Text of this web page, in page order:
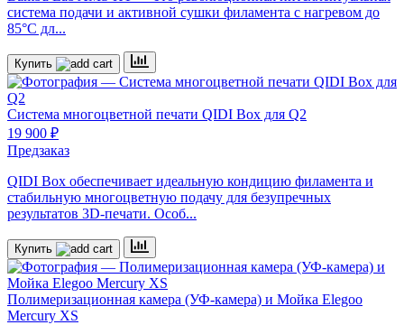
система подачи и активной сушки филамента с нагревом до
85°C дл...
Купить
Система многоцветной печати QIDI Box для Q2
19 900 ₽
Предзаказ
QIDI Box обеспечивает идеальную кондицию филамента и
стабильную многоцветную подачу для безупречных
результатов 3D-печати. Особ...
Купить
Полимеризационная камера (УФ-камера) и Мойка Elegoo
Mercury XS